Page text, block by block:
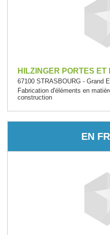
HILZINGER PORTES ET
67100 STRASBOURG - Grand
Fabrication d'éléments en
construction
EN